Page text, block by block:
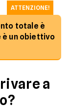
totale è
è un obiettivo
ATTENZIONE!
a